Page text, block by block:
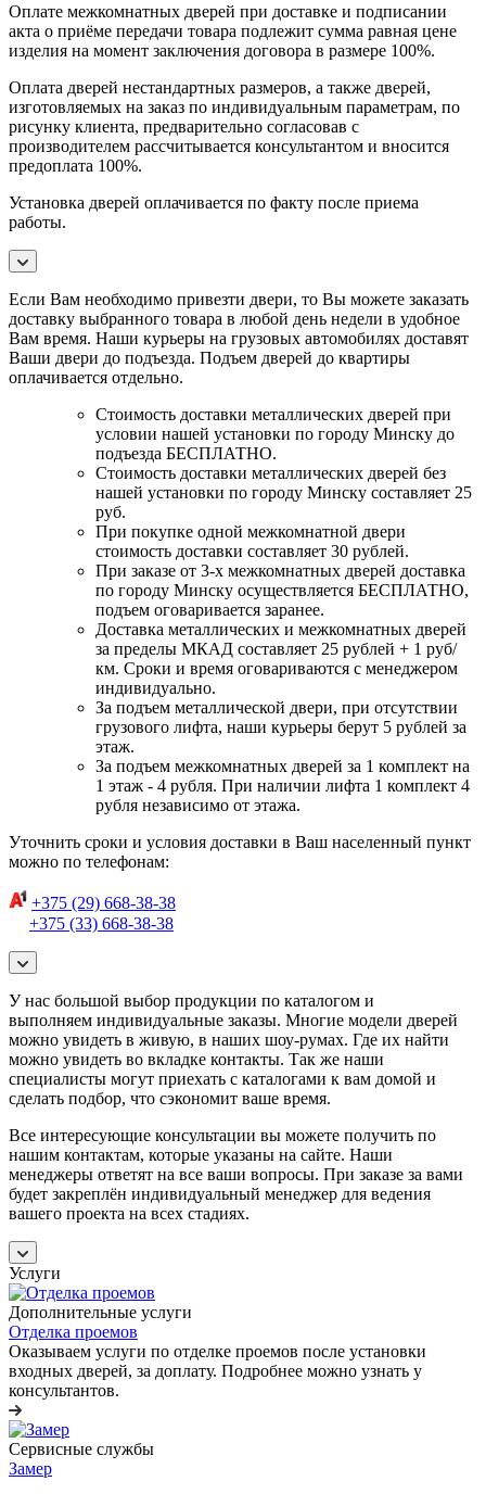
Оплате межкомнатных дверей при доставке и подписании
акта о приёме передачи товара подлежит сумма равная цене
изделия на момент заключения договора в размере 100%.
Оплата дверей нестандартных размеров, а также дверей,
изготовляемых на заказ по индивидуальным параметрам, по
рисунку клиента, предварительно согласовав с
производителем рассчитывается консультантом и вносится
предоплата 100%.
Установка дверей оплачивается по факту после приема
работы.
Если Вам необходимо привезти двери, то Вы можете заказать
доставку выбранного товара в любой день недели в удобное
Вам время. Наши курьеры на грузовых автомобилях доставят
Ваши двери до подъезда. Подъем дверей до квартиры
оплачивается отдельно.
Стоимость доставки металлических дверей при
условии нашей установки по городу Минску до
подъезда БЕСПЛАТНО.
Стоимость доставки металлических дверей без
нашей установки по городу Минску составляет 25
руб.
При покупке одной межкомнатной двери
стоимость доставки составляет 30 рублей.
При заказе от 3-х межкомнатных дверей доставка
по городу Минску осуществляется БЕСПЛАТНО,
подъем оговаривается заранее.
Доставка металлических и межкомнатных дверей
за пределы МКАД составляет 25 рублей + 1 руб/
км. Сроки и время оговариваются с менеджером
индивидуально.
За подъем металлической двери, при отсутствии
грузового лифта, наши курьеры берут 5 рублей за
этаж.
За подъем межкомнатных дверей за 1 комплект на
1 этаж - 4 рубля. При наличии лифта 1 комплект 4
рубля независимо от этажа.
Уточнить сроки и условия доставки в Ваш населенный пункт
можно по телефонам:
+375 (29) 668-38-38
+375 (33) 668-38-38
У нас большой выбор продукции по каталогом и
выполняем индивидуальные заказы. Многие модели дверей
можно увидеть в живую, в наших шоу-румах. Где их найти
можно увидеть во вкладке контакты. Так же наши
специалисты могут приехать с каталогами к вам домой и
сделать подбор, что сэкономит ваше время.
Все интересующие консультации вы можете получить по
нашим контактам, которые указаны на сайте. Наши
менеджеры ответят на все ваши вопросы. При заказе за вами
будет закреплён индивидуальный менеджер для ведения
вашего проекта на всех стадиях.
Услуги
Дополнительные услуги
Отделка проемов
Оказываем услуги по отделке проемов после установки
входных дверей, за доплату. Подробнее можно узнать у
консультантов.
Сервисные службы
Замер